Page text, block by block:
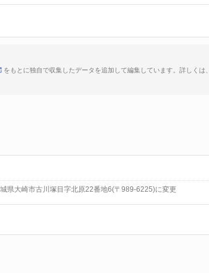
をもとに独自で収集したデータを追加して編集しています。詳しくは、
県大崎市古川塚目字北原22番地6(〒989-6225)に変更